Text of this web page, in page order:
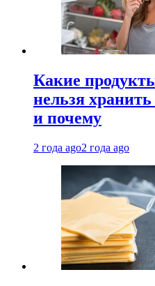
Какие
нельзя
и почему
2 года ago2 года ago